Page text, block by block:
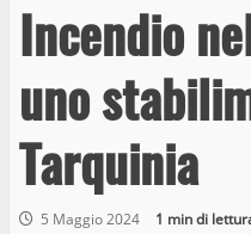
Incendio
uno
Tarquinia
5 Maggio 2024 1 min di